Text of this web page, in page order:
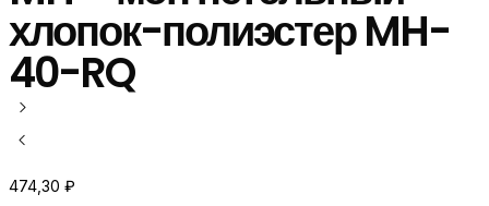
хлопок-полиэстер MH-
40-RQ
474,30 ₽